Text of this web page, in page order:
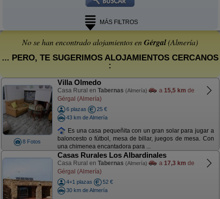
MÁS FILTROS
No se han encontrado alojamientos enGérgal(Almería)
... PERO, TE SUGERIMOS ALOJAMIENTOS CERCANOS
:
8 Fotos
Villa Olmedo
Casa Rural en Tabernas (Almería) a 15,5 km de
Gérgal (Almería)
6 plazas
25 €
43 km de Almería
Es una casa pequeñita con un gran solar para jugar a
baloncesto o fútbol, mesa de billar, juegos de mesa. Con
una chimenea encantadora para ...
Casas Rurales Los Albardinales
Casa Rural en Tabernas (Almería) a 17,3 km de
Gérgal (Almería)
4+1 plazas
52 €
30 km de Almería